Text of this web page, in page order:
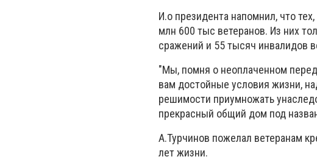
И.о президента напомнил, что
млн 600 тыс ветеранов. Из них
сражений и 55 тысяч инвалидов
"Мы, помня о неоплаченном
вам достойные условия жизни,
решимости приумножать
прекрасный общий дом под
А.Турчинов пожелал ветеранам
лет жизни.